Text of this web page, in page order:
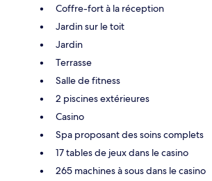
Coffre-fort à la réception
Jardin sur le toit
Jardin
Terrasse
Salle de fitness
2 piscines extérieures
Casino
Spa proposant des soins complets
17 tables de jeux dans le casino
265 machines à sous dans le casino